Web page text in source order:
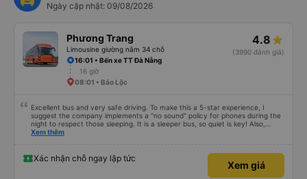
Ngày cập nhật: 09/08/2026
Phương Trang
Limousine giường nằm 34 chỗ
4.8
(3990 đánh giá)
16:01 • Bến xe TT Đà Nẵng
16 giờ
08:01 • Bảo Lộc
Excellent bus and very safe driving. To make this a 5-star experience, I
suggest the company implements a "no sound" policy for phones during the
night to respect those sleeping. It is a sleeper bus, so quiet is key! Also,
please display the Wi-Fi password clearly inside the cabin for convenience. I
quy định rõ ràng về việc giữ im lặng (tắt âm thanh điện thoại) vào ban đêm
để tránh làm phiền hành khách khác ngủ. Ngoài ra, nhà xe nên dán sẵn mật
khẩu Wi-Fi trong xe để hành khách dễ dàng sử dụng. Tôi vẫn sẽ tiếp tục ủng
Xem thêm
Xác nhận chỗ ngay lập tức
Xem giá